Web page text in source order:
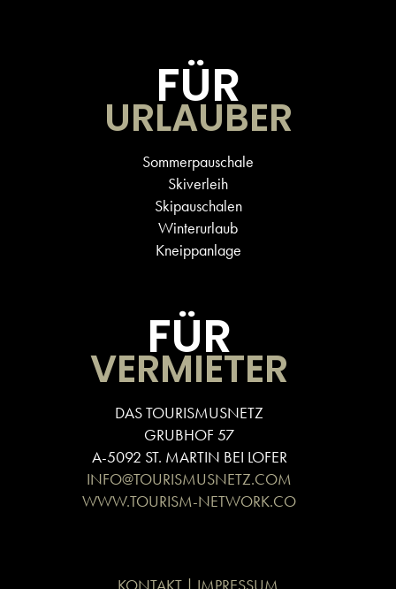
FÜR
URLAUBER
Sommerpauschale
Skiverleih
Skipauschalen
Winterurlaub
Kneippanlage
FÜR
VERMIETER
DAS TOURISMUSNETZ
GRUBHOF 57
A-5092 ST. MARTIN BEI LOFER
INFO@TOURISMUSNETZ.COM
WWW.TOURISM-NETWORK.CO
KONTAKT | IMPRESSUM